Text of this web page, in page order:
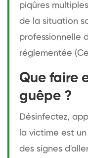
piqûres
de la situation
professionnelle
réglementée
Que faire
guêpe ?
Désinfectez,
la victime est
des signes